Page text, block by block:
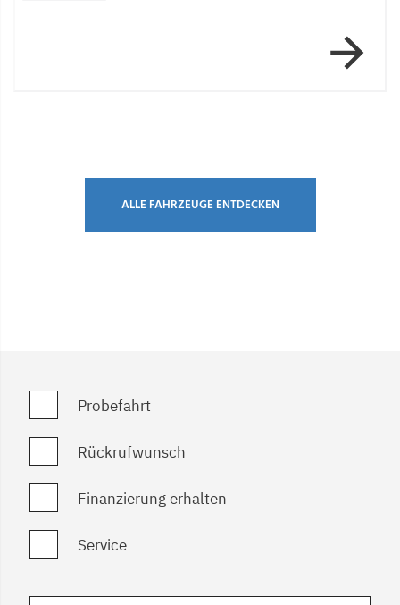
ALLE FAHRZEUGE ENTDECKEN
Probefahrt
Rückrufwunsch
Finanzierung erhalten
Service